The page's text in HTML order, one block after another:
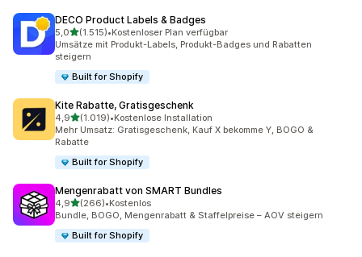
DECO Product Labels & Badges
5,0von 5 Sternen
(1.515)
1515 Rezensionen insgesamt
•Kostenloser Plan verfügbar
Umsätze mit Produkt-Labels, Produkt-Badges und Rabatten
steigern
Built for Shopify
Kite Rabatte, Gratisgeschenk
4,9von 5 Sternen
(1.019)
1019 Rezensionen insgesamt
•Kostenlose Installation
Mehr Umsatz: Gratisgeschenk, Kauf X bekomme Y, BOGO &
Rabatte
Built for Shopify
Mengenrabatt von SMART Bundles
4,9von 5 Sternen
(266)
266 Rezensionen insgesamt
•Kostenlos
Bundle, BOGO, Mengenrabatt & Staffelpreise – AOV steigern
Built for Shopify